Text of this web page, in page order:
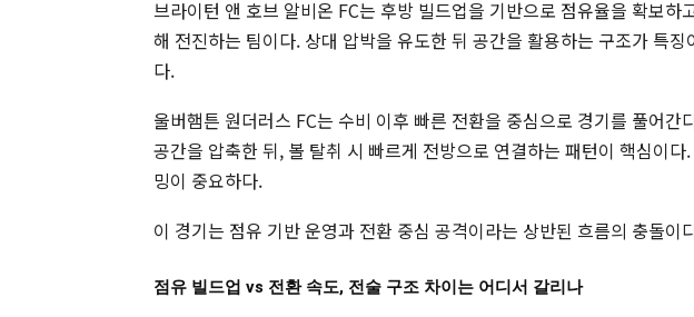
브라이턴 앤 호브 알비온 FC는 후방 빌드업을 기반으로 점유율을 확보하
해 전진하는 팀이다. 상대 압박을 유도한 뒤 공간을 활용하는 구조가 특
다.
울버햄튼 원더러스 FC는 수비 이후 빠른 전환을 중심으로 경기를 풀어간
공간을 압축한 뒤, 볼 탈취 시 빠르게 전방으로 연결하는 패턴이 핵심이
밍이 중요하다.
이 경기는 점유 기반 운영과 전환 중심 공격이라는 상반된 흐름의 충돌이
점유 빌드업 vs 전환 속도, 전술 구조 차이는 어디서 갈리나